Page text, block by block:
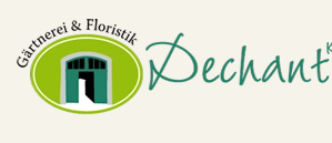
Skip to main content